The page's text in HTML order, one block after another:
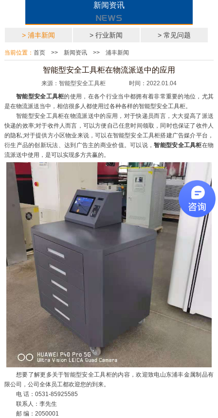
新闻资讯
> 浦丰新闻 > 行业新闻 > 常见问题
当前位置： 首页>> 新闻资讯>> 浦丰新闻
智能型安全工具柜在物流派送中的应用
来源：智能型安全工具柜 时间：2022.01.04
智能型安全工具柜的使用，在各个行业当中都拥有着非常重要的地位，尤其
是在物流派送当中，相信很多人都使用过各种各样的智能型安全工具柜。
智能型安全工具柜在物流派送中的应用，对于快递员而言，大大提高了派送
快递的效率;对于收件人而言，可以方便自己任意时间领取，同时也保证了收件人
的隐私;对于提供方小区物业来说，可以在智能型安全工具柜搭建广告媒介平台，
衍生产品的创新玩法、达到广告主的商业价值。可以说，智能型安全工具柜在物
流派送中使用，是可以实现多方共赢的。
想要了解更多关于智能型安全工具柜的内容，欢迎致电山东浦丰金属制品有
限公司，公司全体员工都欢迎您的到来。
电 话：0531-85925585
联系人：李先生
邮 编：2050001